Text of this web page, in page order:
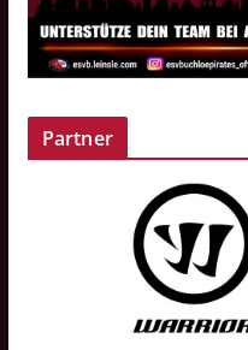
Partner